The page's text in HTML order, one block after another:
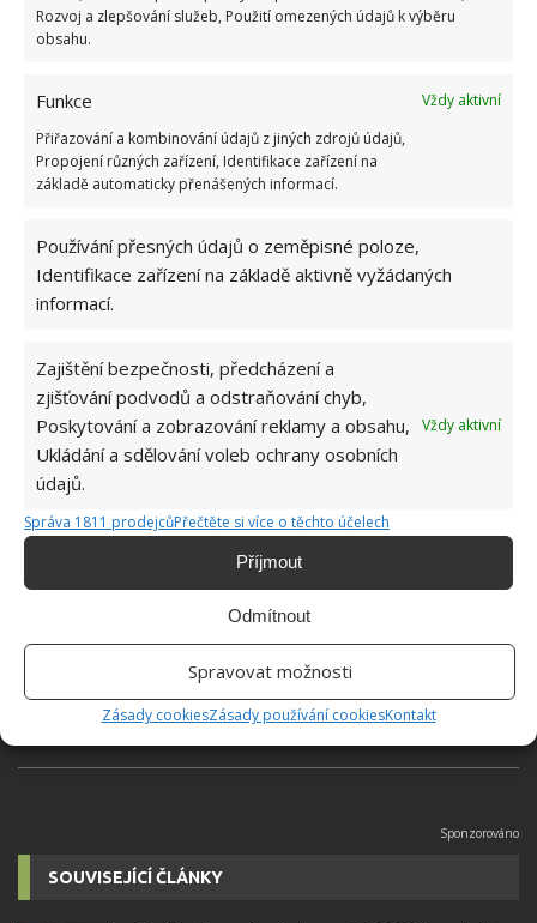
Rozvoj a zlepšování služeb, Použití omezených údajů k výběru
obsahu.
Funkce
Vždy aktivní
Přiřazování a kombinování údajů z jiných zdrojů údajů,
Propojení různých zařízení, Identifikace zařízení na
základě automaticky přenášených informací.
Používání přesných údajů o zeměpisné poloze,
Identifikace zařízení na základě aktivně vyžádaných
informací.
Zajištění bezpečnosti, předcházení a
zjišťování podvodů a odstraňování chyb,
Poskytování a zobrazování reklamy a obsahu,
Ukládání a sdělování voleb ochrany osobních
údajů.
Vždy aktivní
Správa 1811 prodejcůPřečtěte si více o těchto účelech
Příjmout
Odmítnout
Spravovat možnosti
Zásady cookiesZásady používání cookiesKontakt
DŮM NA VODĚ
Jiří Kolář
Absolvent České zemědělské
možné najít v j...[Více o autorovi]
SOUVISEJÍCÍ ČLÁNKY